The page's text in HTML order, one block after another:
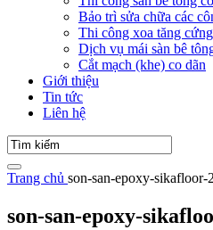
Bảo trì sửa chữa các
Thi công xoa tăng
Dịch vụ mái sàn bê
Cắt mạch (khe) co dãn
Giới thiệu
Tin tức
Liên hệ
Trang chủ son-san-epoxy-sikafloor-
son-san-epoxy-